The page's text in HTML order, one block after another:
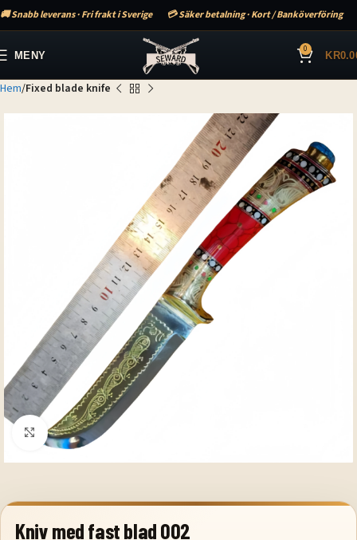
🚚 Snabb leverans · Fri frakt i Sverige 💳 Säker betalning · Kort / Banköverföring
MENY 0 KR
Hem Fixed blade knife
Klicka för att förstora
Kniv med fast blad 002